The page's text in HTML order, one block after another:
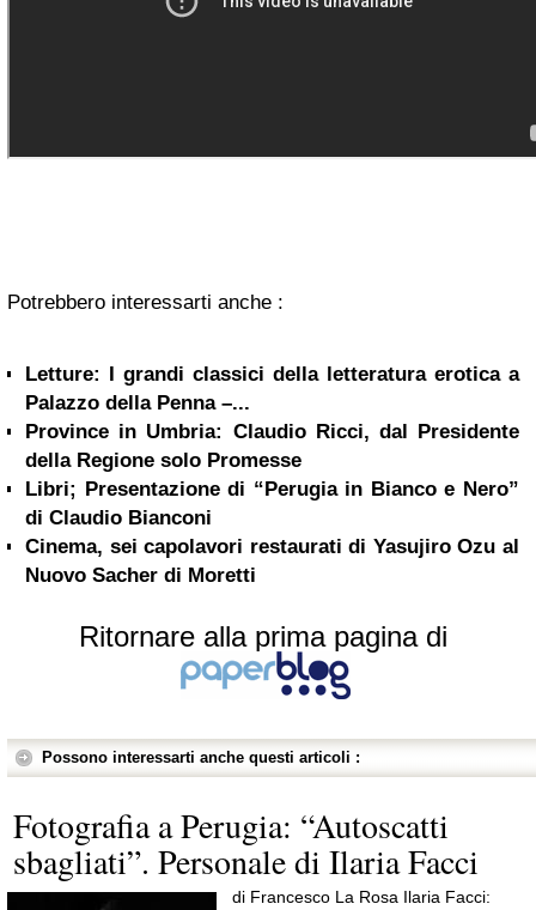
Potrebbero interessarti anche :
Letture: I grandi classici della letteratura erotica a
Palazzo della Penna –...
Province in Umbria: Claudio Ricci, dal Presidente
della Regione solo Promesse
Libri; Presentazione di “Perugia in Bianco e Nero”
di Claudio Bianconi
Cinema, sei capolavori restaurati di Yasujiro Ozu al
Nuovo Sacher di Moretti
Ritornare alla prima pagina di
Possono interessarti anche questi articoli :
Fotografia a Perugia: “Autoscatti
sbagliati”. Personale di Ilaria Facci
di Francesco La Rosa Ilaria Facci: